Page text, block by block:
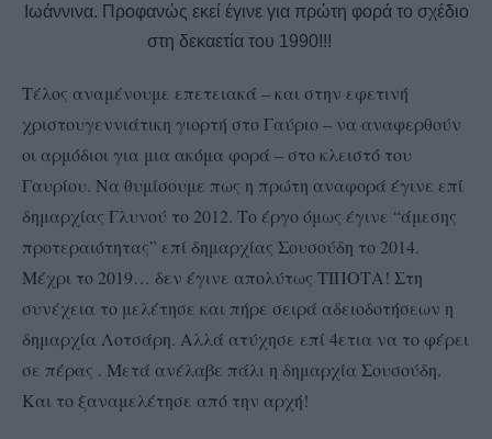
Ιωάννινα. Προφανώς εκεί έγινε για πρώτη φορά το σχέδιο
στη δεκαετία του 1990!!!
Τέλος αναμένουμε επετειακά – και στην εφετινή
χριστουγεννιάτικη γιορτή στο Γαύριο – να αναφερθούν
οι αρμόδιοι για μια ακόμα φορά – στο κλειστό του
Γαυρίου. Να θυμίσουμε πως η πρώτη αναφορά έγινε επί
δημαρχίας Γλυνού το 2012. Το έργο όμως έγινε “άμεσης
προτεραιότητας” επί δημαρχίας Σουσούδη το 2014.
Μέχρι το 2019… δεν έγινε απολύτως ΤΙΠΟΤΑ! Στη
συνέχεια το μελέτησε και πήρε σειρά αδειοδοτήσεων η
δημαρχία Λοτσάρη. Αλλά ατύχησε επί 4ετια να το φέρει
σε πέρας . Μετά ανέλαβε πάλι η δημαρχία Σουσούδη.
Και το ξαναμελέτησε από την αρχή!